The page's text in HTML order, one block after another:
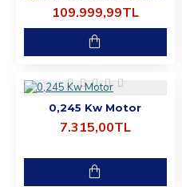
109.999,99TL
0,245 Kw Motor
7.315,00TL